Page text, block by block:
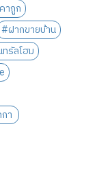
าถูก
#ฝากขายบ้าน
รัลโฮม
า